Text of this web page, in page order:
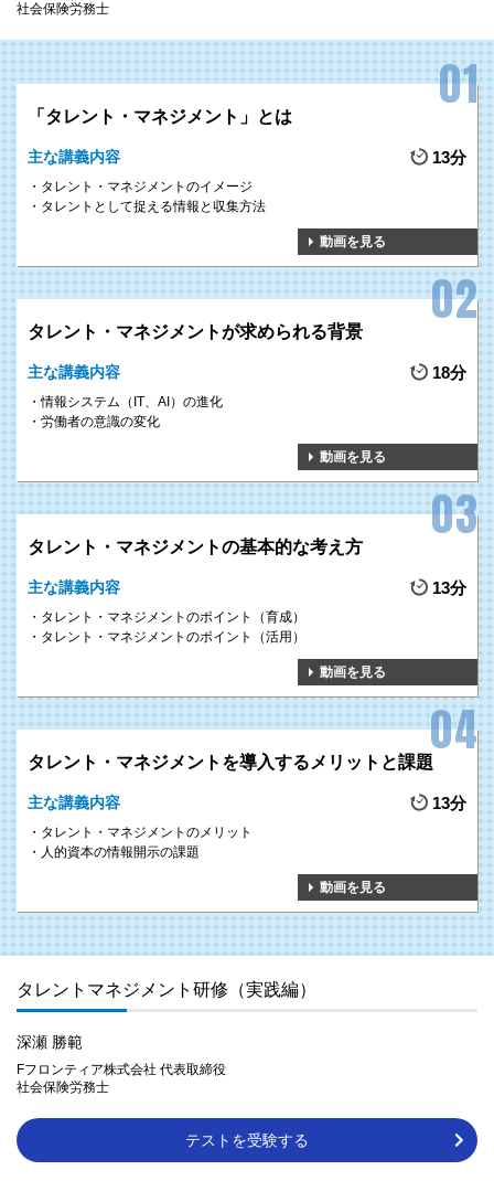
社会保険労務士
「タレント・マネジメント」とは
主な講義内容 13分
タレント・マネジメントのイメージ
タレントとして捉える情報と収集方法
動画を見る
タレント・マネジメントが求められる背景
主な講義内容 18分
情報システム（IT、AI）の進化
労働者の意識の変化
動画を見る
タレント・マネジメントの基本的な考え方
主な講義内容 13分
タレント・マネジメントのポイント（育成）
タレント・マネジメントのポイント（活用）
動画を見る
タレント・マネジメントを導入するメリットと課題
主な講義内容 13分
タレント・マネジメントのメリット
人的資本の情報開示の課題
動画を見る
タレントマネジメント研修（実践編）
深瀬 勝範
Fフロンティア株式会社 代表取締役
社会保険労務士
テストを受験する